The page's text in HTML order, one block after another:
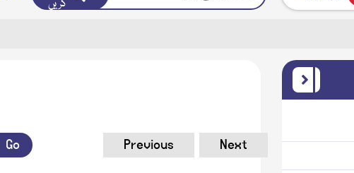
Go Previous Next